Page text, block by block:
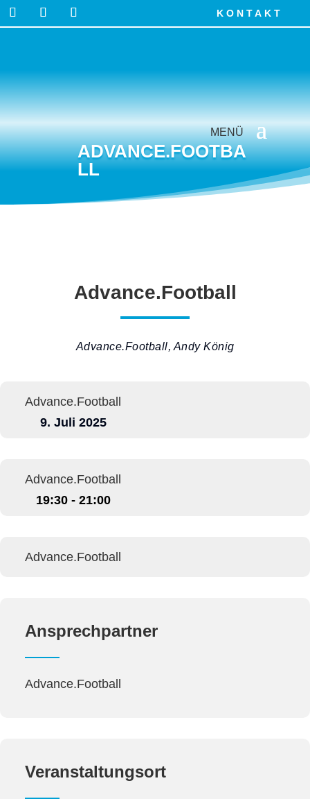
KONTAKT
ADVANCE.FOOTBA
LL
Advance.Football
Advance.Football, Andy König
Advance.Football
9. Juli 2025
Advance.Football
19:30 - 21:00
Advance.Football
Ansprechpartner
Advance.Football
Veranstaltungsort